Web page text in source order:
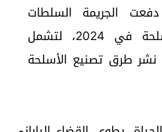
دفعت الجريمة السلطات
لتعديل قوانين الأسلحة في 2024، لتشمل
طرق تصنيع الأسلحة